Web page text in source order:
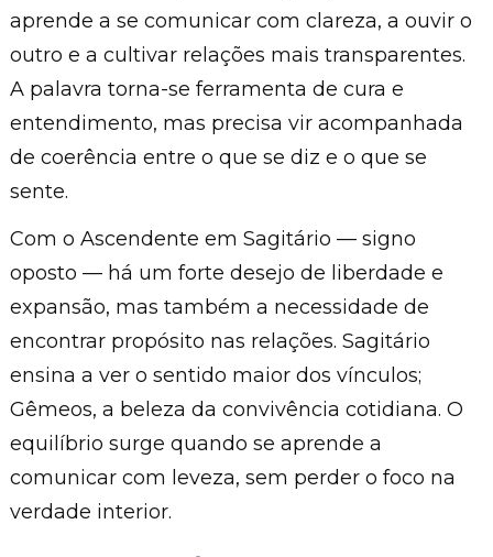
aprende a se comunicar com clareza, a ouvir o
outro e a cultivar relações mais transparentes.
A palavra torna-se ferramenta de cura e
entendimento, mas precisa vir acompanhada
de coerência entre o que se diz e o que se
sente.
Com o Ascendente em Sagitário — signo
oposto — há um forte desejo de liberdade e
expansão, mas também a necessidade de
encontrar propósito nas relações. Sagitário
ensina a ver o sentido maior dos vínculos;
Gêmeos, a beleza da convivência cotidiana. O
equilíbrio surge quando se aprende a
comunicar com leveza, sem perder o foco na
verdade interior.